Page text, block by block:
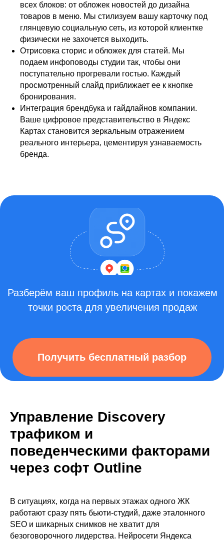
всех блоков: от обложек новостей до дизайна
товаров в меню. Мы стилизуем вашу карточку под
глянцевую социальную сеть, из которой клиентке
физически не захочется выходить.
Отрисовка сторис и обложек для статей. Мы
подаем инфоповоды студии так, чтобы они
поступательно прогревали гостью. Каждый
просмотренный слайд приближает ее к кнопке
бронирования.
Интеграция брендбука и гайдлайнов компании.
Ваше цифровое представительство в Яндекс
Картах становится зеркальным отражением
реального интерьера, цементируя узнаваемость
бренда.
Управление Discovery
трафиком и
поведенческими факторами
через софт Outline
В ситуациях, когда на первых этажах одного ЖК
работают сразу пять бьюти-студий, даже эталонного
SEO и шикарных снимков не хватит для
безоговорочного лидерства. Нейросети Яндекса